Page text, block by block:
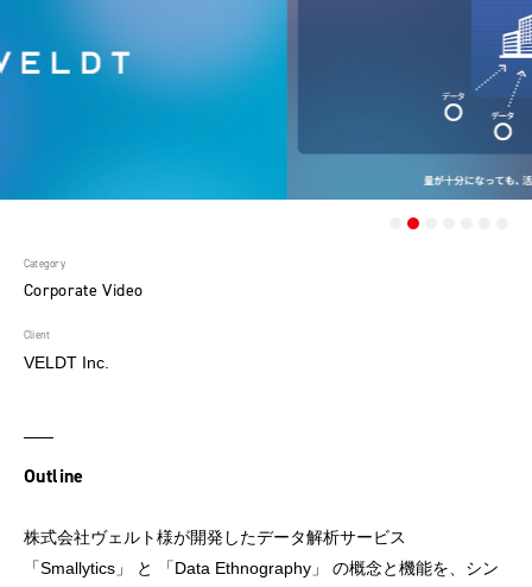
Category
Corporate Video
Client
VELDT Inc.
Outline
株式会社ヴェルト様が開発したデータ解析サービス
「Smallytics」 と 「Data Ethnography」 の概念と機能を、シン